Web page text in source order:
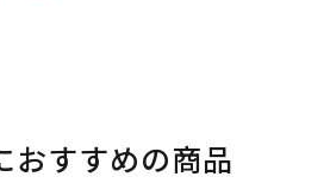
おすすめの商品